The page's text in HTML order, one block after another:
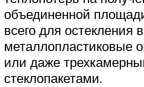
объединенной
всего для остекления
металлопластиковые
или даже
стеклопакетами.